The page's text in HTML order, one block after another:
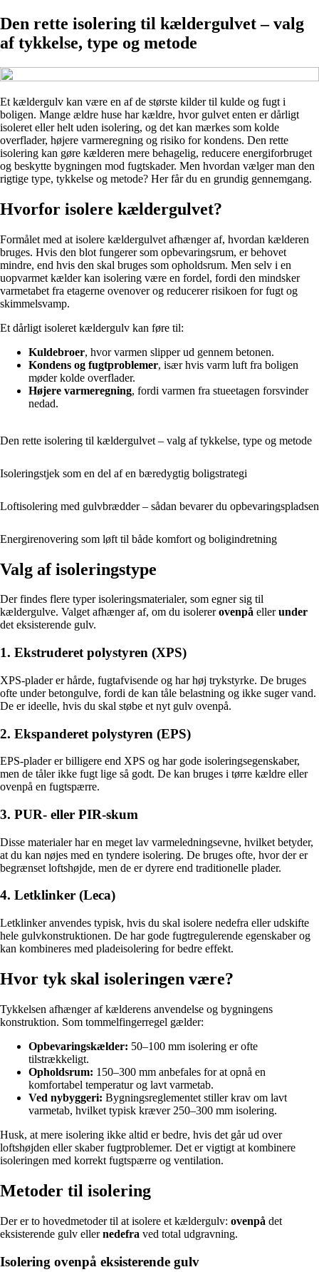
Den rette isolering til kældergulvet – valg
af tykkelse, type og metode
Et kældergulv kan være en af de største kilder til kulde og fugt i
boligen. Mange ældre huse har kældre, hvor gulvet enten er dårligt
isoleret eller helt uden isolering, og det kan mærkes som kolde
overflader, højere varmeregning og risiko for kondens. Den rette
isolering kan gøre kælderen mere behagelig, reducere energiforbruget
og beskytte bygningen mod fugtskader. Men hvordan vælger man den
rigtige type, tykkelse og metode? Her får du en grundig gennemgang.
Hvorfor isolere kældergulvet?
Formålet med at isolere kældergulvet afhænger af, hvordan kælderen
bruges. Hvis den blot fungerer som opbevaringsrum, er behovet
mindre, end hvis den skal bruges som opholdsrum. Men selv i en
uopvarmet kælder kan isolering være en fordel, fordi den mindsker
varmetabet fra etagerne ovenover og reducerer risikoen for fugt og
skimmelsvamp.
Et dårligt isoleret kældergulv kan føre til:
Kuldebroer, hvor varmen slipper ud gennem betonen.
Kondens og fugtproblemer, især hvis varm luft fra boligen
møder kolde overflader.
Højere varmeregning, fordi varmen fra stueetagen forsvinder
nedad.
Den rette isolering til kældergulvet – valg af tykkelse, type og metode
Isoleringstjek som en del af en bæredygtig boligstrategi
Loftisolering med gulvbrædder – sådan bevarer du opbevaringspladsen
Energirenovering som løft til både komfort og boligindretning
Valg af isoleringstype
Der findes flere typer isoleringsmaterialer, som egner sig til
kældergulve. Valget afhænger af, om du isolererovenpå ellerunder
det eksisterende gulv.
1. Ekstruderet polystyren (XPS)
XPS-plader er hårde, fugtafvisende og har høj trykstyrke. De bruges
ofte under betongulve, fordi de kan tåle belastning og ikke suger vand.
De er ideelle, hvis du skal støbe et nyt gulv ovenpå.
2. Ekspanderet polystyren (EPS)
EPS-plader er billigere end XPS og har gode isoleringsegenskaber,
men de tåler ikke fugt lige så godt. De kan bruges i tørre kældre eller
ovenpå en fugtspærre.
3. PUR- eller PIR-skum
Disse materialer har en meget lav varmeledningsevne, hvilket betyder,
at du kan nøjes med en tyndere isolering. De bruges ofte, hvor der er
begrænset loftshøjde, men de er dyrere end traditionelle plader.
4. Letklinker (Leca)
Letklinker anvendes typisk, hvis du skal isolere nedefra eller udskifte
hele gulvkonstruktionen. De har gode fugtregulerende egenskaber og
kan kombineres med pladeisolering for bedre effekt.
Hvor tyk skal isoleringen være?
Tykkelsen afhænger af kælderens anvendelse og bygningens
konstruktion. Som tommelfingerregel gælder:
Opbevaringskælder: 50–100 mm isolering er ofte
tilstrækkeligt.
Opholdsrum: 150–300 mm anbefales for at opnå en
komfortabel temperatur og lavt varmetab.
Ved nybyggeri: Bygningsreglementet stiller krav om lavt
varmetab, hvilket typisk kræver 250–300 mm isolering.
Husk, at mere isolering ikke altid er bedre, hvis det går ud over
loftshøjden eller skaber fugtproblemer. Det er vigtigt at kombinere
isoleringen med korrekt fugtspærre og ventilation.
Metoder til isolering
Der er to hovedmetoder til at isolere et kældergulv: ovenpå det
eksisterende gulv ellernedefra ved total udgravning.
Isolering ovenpå eksisterende gulv